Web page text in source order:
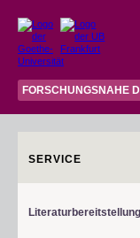
FORSCHUNGSNAHE
SERVICE
Literaturbereitstellung